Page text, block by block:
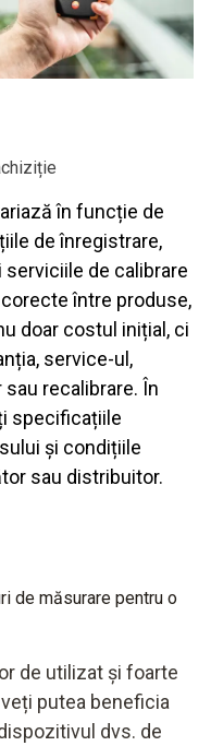
în funcție de
de înregistrare,
de calibrare
între produse,
doar costul inițial, ci
service-ul,
recalibrare. În
specificațiile
și condițiile
sau distribuitor.
de măsurare pentru o
de utilizat și foarte
putea beneficia
dvs. de